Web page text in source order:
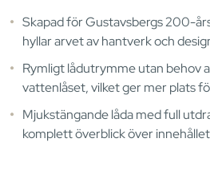
Skapad för Gustavsbergs 200-
hyllar arvet av hantverk och
Rymligt lådutrymme utan behov
vattenlåset, vilket ger mer plats
Mjukstängande låda med full
komplett överblick över innehållet